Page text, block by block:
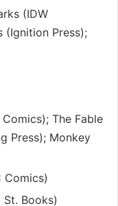
(IDW
(Ignition Press);
The Fable
Press); Monkey
Comics)
Books)